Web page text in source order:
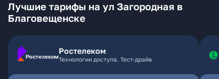
Лучшие тарифы на ул Загородная в
Благовещенске
Ростелеком
Технологии доступа. Тест-драйв